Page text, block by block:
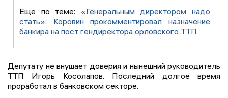
Еще по теме: «Генеральным директором надо
стать»: Коровин прокомментировал назначение
банкира на пост гендиректора орловского ТТП
Депутату не внушает доверия и нынешний руководитель
ТТП Игорь Косолапов. Последний долгое время
проработал в банковском секторе.